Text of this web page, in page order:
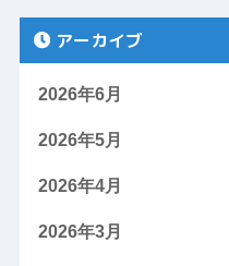
アーカイブ
2026年6月
2026年5月
2026年4月
2026年3月